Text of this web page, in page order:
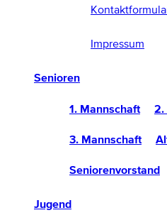
Impressum
Senioren
1. Mannschaft 2.
3. Mannschaft
Seniorenvorstand
Jugend